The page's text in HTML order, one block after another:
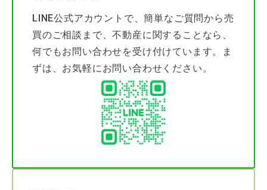
LINE公式アカウントで、簡単なご質問から売
買のご相談まで、不動産に関することなら、
何でもお問い合わせを受け付けています。ま
ずは、お気軽にお問い合わせください。